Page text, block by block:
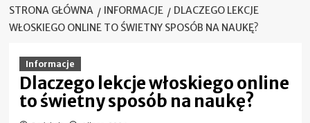
STRONA GŁÓWNA INFORMACJE
DLACZEGO LEKCJE
WŁOSKIEGO ONLINE TO ŚWIETNY SPOSÓB NA NAUKĘ?
Informacje
Dlaczego lekcje włoskiego online
to świetny sposób na naukę?